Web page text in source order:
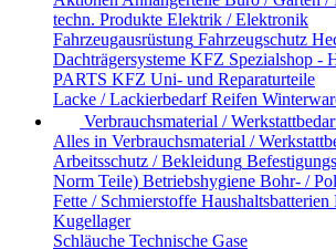
techn. Produkte Elektrik / Elektronik
Fahrzeugausrüstung Fahrzeugschutz
Dachträgersysteme KFZ Spezialshop -
PARTS KFZ Uni- und Reparaturteile
Lacke / Lackierbedarf Reifen
Verbrauchsmaterial /
Alles in Verbrauchsmaterial /
Arbeitsschutz / Bekleidung
Norm Teile) Betriebshygiene Bohr- /
Fette / Schmierstoffe Haushaltsbatterien
Kugellager
Schläuche Technische Gase